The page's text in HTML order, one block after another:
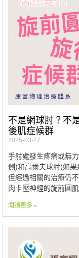
不是網球肘？不
後肌症候群
2025-03-27
手肘處發生疼痛或無
側)和高爾夫球肘(如果
但經過相關的治療仍
肉卡壓神經的旋前圓
閱讀更多 »